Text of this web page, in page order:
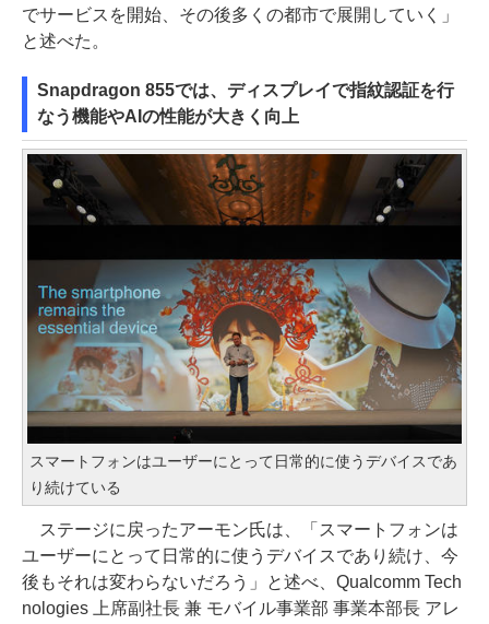
でサービスを開始、その後多くの都市で展開していく」
と述べた。
Snapdragon 855では、ディスプレイで指紋認証を行
なう機能やAIの性能が大きく向上
スマートフォンはユーザーにとって日常的に使うデバイスであ
り続けている
ステージに戻ったアーモン氏は、「スマートフォンは
ユーザーにとって日常的に使うデバイスであり続け、今
後もそれは変わらないだろう」と述べ、Qualcomm Tech
nologies 上席副社長 兼 モバイル事業部 事業本部長 アレ